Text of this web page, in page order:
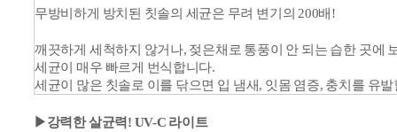
무방비하게 방치된 칫솔의 세균은 무려 변기의 200배!
깨끗하게 세척하지 않거나, 젖은채로 통풍이 안 되는 습한 곳에
세균이 매우 빠르게 번식합니다.
세균이 많은 칫솔로 이를 닦으면 입 냄새, 잇몸 염증, 충치를 유
▶강력한 살균력! UV-C 라이트